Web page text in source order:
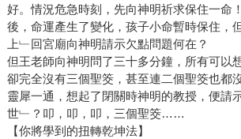
好。情況危急時刻，先向神明祈求保住一命
後，命運產生了變化，孩子小命暫時保住，
上﹂回宮廟向神明請示欠點問題何在？
但王老師向神明問了三十多分鐘，所有可以
卻完全沒有三個聖筊，甚至連二個聖筊也都
靈犀一通，想起了閉關時神明的教授，便請
世﹂？叩，叩，叩，三個聖筊……
【你將學到的扭轉乾坤法】